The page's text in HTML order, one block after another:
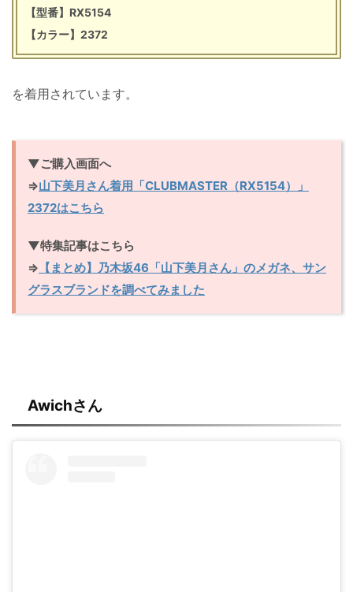
【型番】RX5154
【カラー】2372
を着用されています。
▼ご購入画面へ
⇒山下美月さん着用「CLUBMASTER（RX5154）」
2372はこちら
▼特集記事はこちら
⇒ 【まとめ】乃木坂46「山下美月さん」のメガネ、サン
グラスブランドを調べてみました
Awichさん